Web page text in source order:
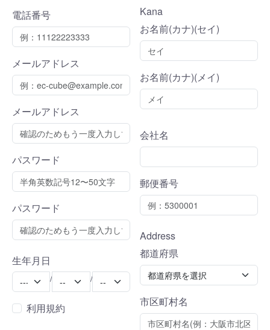
電話番号
メールアドレス
メールアドレス
パスワード
パスワード
生年月日
Year
Month Day
/ /
利用規約
Kana
お名前(カナ)(セイ)
お名前(カナ)(メイ)
会社名
郵便番号
Address
都道府県
市区町村名